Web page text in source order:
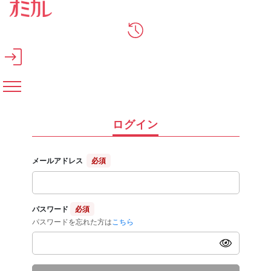
メインコンテンツへスキップ
ログイン
メールアドレス 必須
パスワード
必須
パスワードを忘れた方は こちら